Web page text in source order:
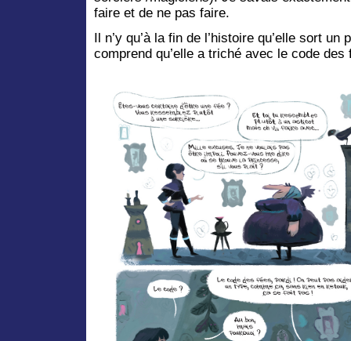
faire et de ne pas faire.
Il n’y qu’à la fin de l’histoire qu’elle sort un
comprend qu’elle a triché avec le code des